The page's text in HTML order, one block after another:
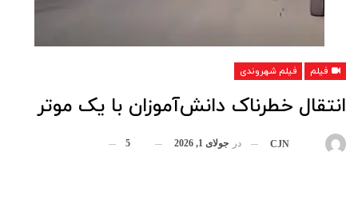
فیلم فیلم شهروندی
انتقال خطرناک دانش‌آموزان با یک موتر
CJN در جولای 1, 2026 5